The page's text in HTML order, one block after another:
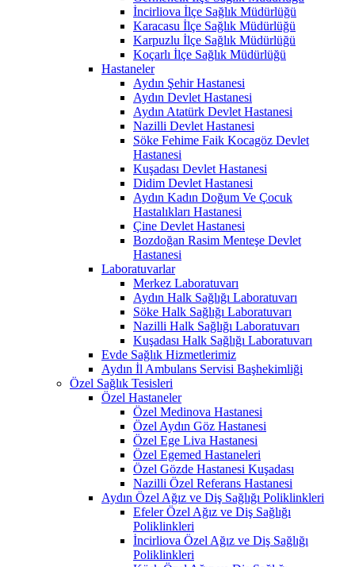
İncirliova İlçe Sağlık Müdürlüğü
Karacasu İlçe Sağlık Müdürlüğü
Karpuzlu İlçe Sağlık Müdürlüğü
Koçarlı İlçe Sağlık Müdürlüğü
Hastaneler
Aydın Şehir Hastanesi
Aydın Devlet Hastanesi
Aydın Atatürk Devlet Hastanesi
Nazilli Devlet Hastanesi
Söke Fehime Faik Kocagöz Devlet
Hastanesi
Kuşadası Devlet Hastanesi
Didim Devlet Hastanesi
Aydın Kadın Doğum Ve Çocuk
Hastalıkları Hastanesi
Çine Devlet Hastanesi
Bozdoğan Rasim Menteşe Devlet
Hastanesi
Laboratuvarlar
Merkez Laboratuvarı
Aydın Halk Sağlığı Laboratuvarı
Söke Halk Sağlığı Laboratuvarı
Nazilli Halk Sağlığı Laboratuvarı
Kuşadası Halk Sağlığı Laboratuvarı
Evde Sağlık Hizmetlerimiz
Aydın İl Ambulans Servisi Başhekimliği
Özel Sağlık Tesisleri
Özel Hastaneler
Özel Medinova Hastanesi
Özel Aydın Göz Hastanesi
Özel Ege Liva Hastanesi
Özel Egemed Hastaneleri
Özel Gözde Hastanesi Kuşadası
Nazilli Özel Referans Hastanesi
Aydın Özel Ağız ve Diş Sağlığı Poliklinkleri
Efeler Özel Ağız ve Diş Sağlığı
Poliklinkleri
İncirliova Özel Ağız ve Diş Sağlığı
Poliklinkleri